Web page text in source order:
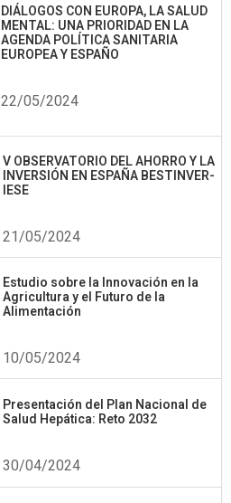
DIÁLOGOS CON EUROPA, LA SALUD
MENTAL: UNA PRIORIDAD EN LA
AGENDA POLÍTICA SANITARIA
EUROPEA Y ESPAÑO
22/05/2024
V OBSERVATORIO DEL AHORRO Y LA
INVERSIÓN EN ESPAÑA BESTINVER-
IESE
21/05/2024
Estudio sobre la Innovación en la
Agricultura y el Futuro de la
Alimentación
10/05/2024
Presentación del Plan Nacional de
Salud Hepática: Reto 2032
30/04/2024